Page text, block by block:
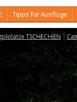
Tipps für Ausflüge
TSCHECHIEN